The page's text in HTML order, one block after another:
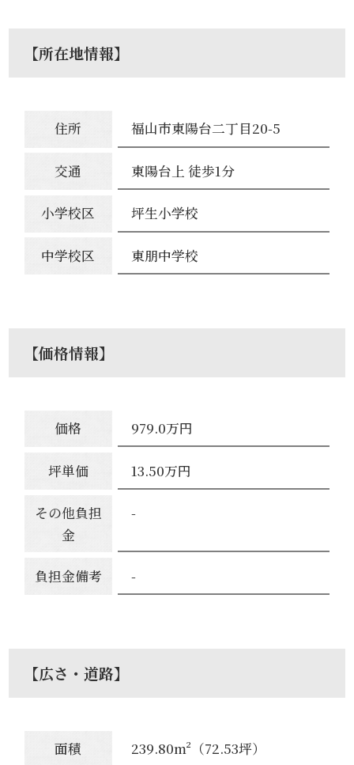
【所在地情報】
住所 福山市東陽台二丁目20-5
交通 東陽台上 徒歩1分
小学校区 坪生小学校
中学校区 東朋中学校
【価格情報】
価格 979.0万円
坪単価 13.50万円
その他負担
金
-
負担金備考 -
【広さ・道路】
面積 239.80m²（72.53坪）